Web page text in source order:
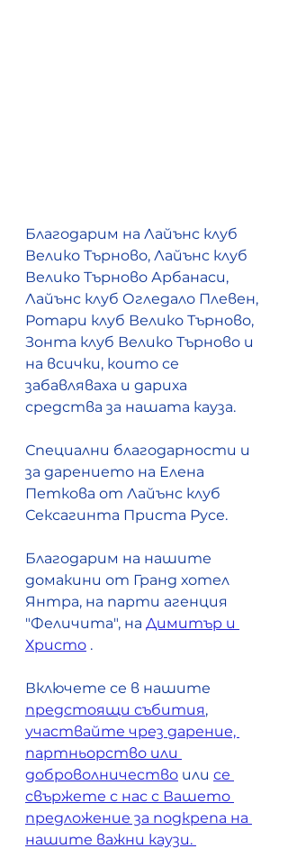
Благодарим на Лайънс клуб
Велико Търново, Лайънс клуб
Велико Търново Арбанаси,
Лайънс клуб Огледало Плевен,
Ротари клуб Велико Търново,
Зонта клуб Велико Търново и
на всички, които се
забавляваха и дариха
средства за нашата кауза.
Специални благодарности и
за дарението на Елена
Петкова от Лайънс клуб
Сексагинта Приста Русе.
Благодарим на нашите
домакини от Гранд хотел
Янтра, на парти агенция
"Феличита", на Димитър и
Христо .
Включете се в нашите
предстоящи събития,
участвайте чрез дарение,
партньорство или
доброволничество или се
свържете с нас с Вашето
предложение за подкрепа на
нашите важни каузи.